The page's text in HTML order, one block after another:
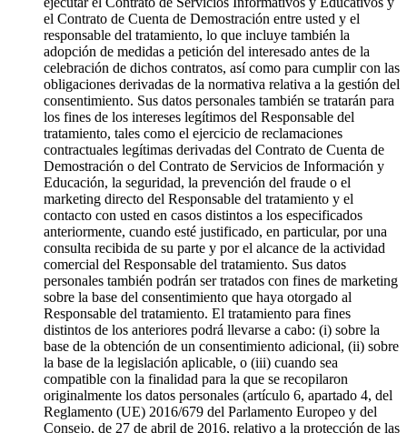
el Contrato de Cuenta de Demostración entre usted y el
responsable del tratamiento, lo que incluye también la
adopción de medidas a petición del interesado antes de la
celebración de dichos contratos, así como para cumplir con las
obligaciones derivadas de la normativa relativa a la gestión del
consentimiento. Sus datos personales también se tratarán para
los fines de los intereses legítimos del Responsable del
tratamiento, tales como el ejercicio de reclamaciones
contractuales legítimas derivadas del Contrato de Cuenta de
Demostración o del Contrato de Servicios de Información y
Educación, la seguridad, la prevención del fraude o el
marketing directo del Responsable del tratamiento y el
contacto con usted en casos distintos a los especificados
anteriormente, cuando esté justificado, en particular, por una
consulta recibida de su parte y por el alcance de la actividad
comercial del Responsable del tratamiento. Sus datos
personales también podrán ser tratados con fines de marketing
sobre la base del consentimiento que haya otorgado al
Responsable del tratamiento. El tratamiento para fines
distintos de los anteriores podrá llevarse a cabo: (i) sobre la
base de la obtención de un consentimiento adicional, (ii) sobre
la base de la legislación aplicable, o (iii) cuando sea
compatible con la finalidad para la que se recopilaron
originalmente los datos personales (artículo 6, apartado 4, del
Reglamento (UE) 2016/679 del Parlamento Europeo y del
Consejo, de 27 de abril de 2016, relativo a la protección de las